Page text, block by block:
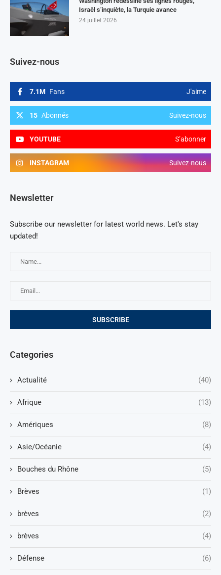
Israël s’inquiète, la Turquie avance
24 juillet 2026
Suivez-nous
7.1M Fans J'aime
15 Abonnés Suivez-nous
YOUTUBE S’abonner
INSTAGRAM Suivez-nous
Newsletter
Subscribe our newsletter for latest world news. Let's stay
updated!
Categories
Actualité (40)
Afrique (13)
Amériques (8)
Asie/Océanie (4)
Bouches du Rhône (5)
Brèves (1)
brèves (2)
brèves (4)
Défense (6)